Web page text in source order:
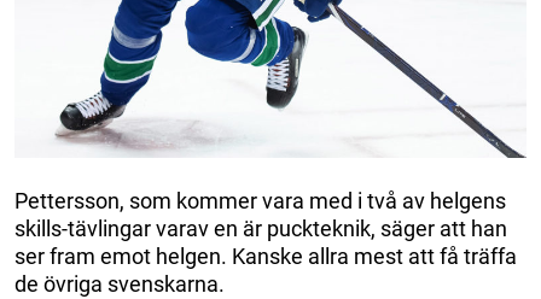
Pettersson, som kommer vara med i två av helgens
skills-tävlingar varav en är puckteknik, säger att han
ser fram emot helgen. Kanske allra mest att få träffa
de övriga svenskarna.